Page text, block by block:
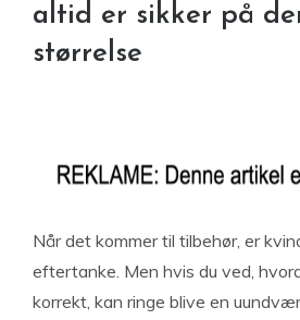
altid er sikker på
størrelse
Når det kommer til tilbehør, er
eftertanke. Men hvis du ved,
korrekt, kan ringe blive en